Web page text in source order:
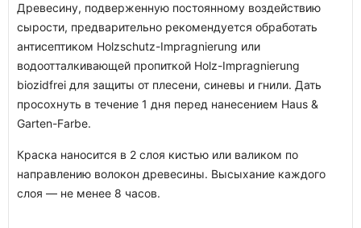
Древесину, подверженную постоянному воздействию
сырости, предварительно рекомендуется обработать
антисептиком Holzschutz-Impragnierung или
водоотталкивающей пропиткой Holz-Impragnierung
biozidfrei для защиты от плесени, синевы и гнили. Дать
просохнуть в течение 1 дня перед нанесением Haus &
Garten-Farbe.
Краска наносится в 2 слоя кистью или валиком по
направлению волокон древесины. Высыхание каждого
слоя — не менее 8 часов.